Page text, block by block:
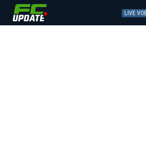
LIVE